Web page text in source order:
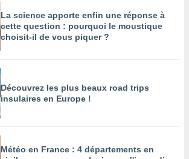
La science apporte enfin une réponse à
cette question : pourquoi le moustique
choisit-il de vous piquer ?
Découvrez les plus beaux road trips
insulaires en Europe !
Météo en France : 4 départements en